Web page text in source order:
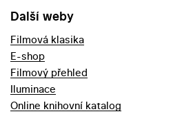
Další weby
Filmová klasika
E-shop
Filmový přehled
Iluminace
Online knihovní katalog